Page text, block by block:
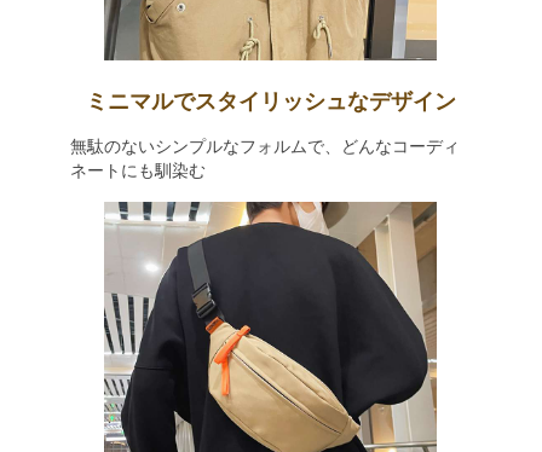
ミニマルでスタイリッシュなデザイン
無駄のないシンプルなフォルムで、どんなコーディ
ネートにも馴染む